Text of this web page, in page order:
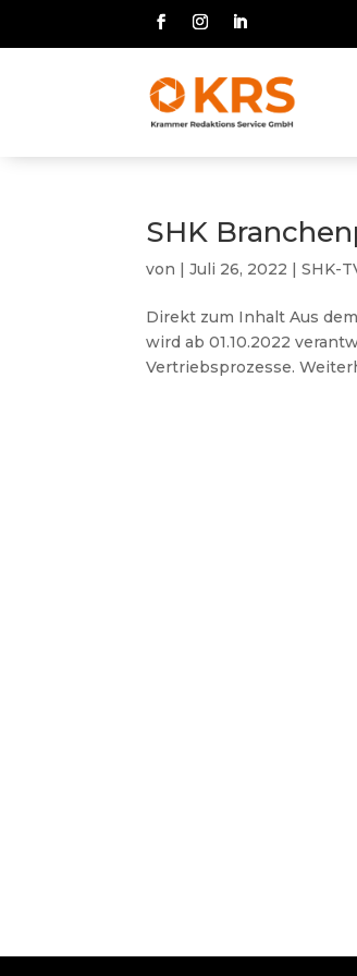
SHK
von |Juli 26, 2022 |SHK-
Direkt zum Inhalt Aus
wird ab 01.10.2022
Vertriebsprozesse.